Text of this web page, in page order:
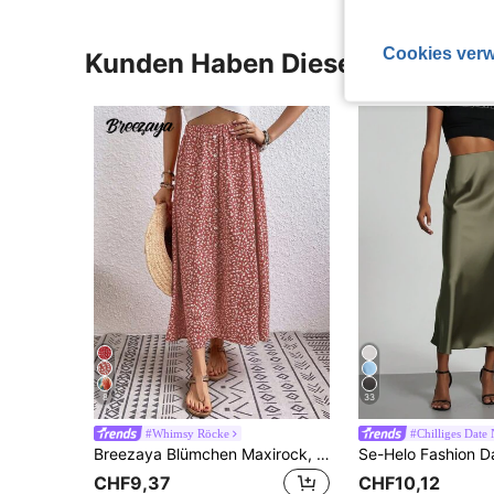
Kunden Haben Diese Artikel
8
#Whimsy Röcke
Breezaya Blümchen Maxirock, lässiger Urlaubsstil
CHF9,37
33
#Chilliges Date
CHF10,12
Cookies